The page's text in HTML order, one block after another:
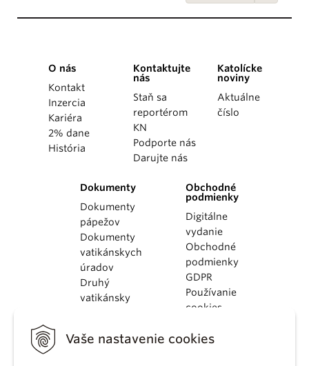
Vaše nastavenie cookies
O nás
Kontakt
Inzercia
Kariéra
2% dane
História
Kontaktujte
nás
Staň sa
reportérom
KN
Podporte nás
Darujte nás
Katolícke
noviny
Aktuálne
číslo
Dokumenty
Dokumenty
pápežov
Dokumenty
vatikánskych
úradov
Druhý
vatikánsky
KBS
Obchodné
podmienky
Digitálne
vydanie
Obchodné
podmienky
GDPR
Používanie
cookies